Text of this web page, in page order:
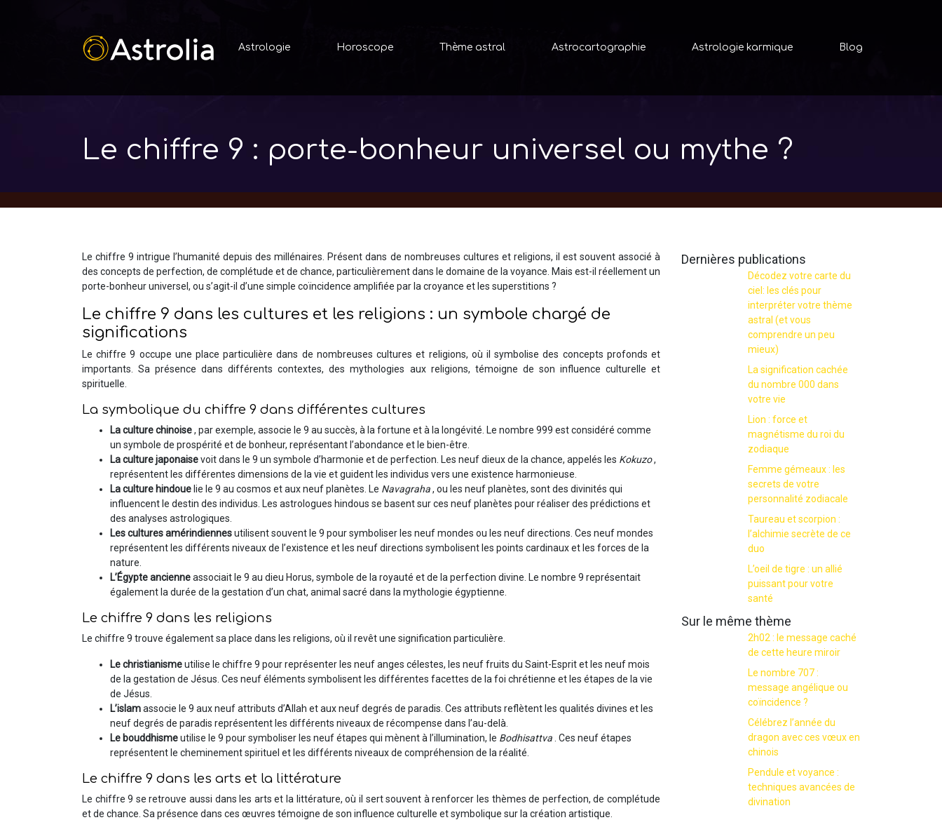
Astrologie Horoscope Thème astral Astrocartographie Astrologie karmique Blog
Le chiffre 9 : porte-bonheur universel ou mythe ?
Le chiffre 9 intrigue l’humanité depuis des millénaires. Présent dans de nombreuses cultures et religions, il est souvent associé à
des concepts de perfection, de complétude et de chance, particulièrement dans le domaine de la voyance. Mais est-il réellement un
porte-bonheur universel, ou s’agit-il d’une simple coïncidence amplifiée par la croyance et les superstitions ?
Le chiffre 9 dans les cultures et les religions : un symbole chargé de
significations
Le chiffre 9 occupe une place particulière dans de nombreuses cultures et religions, où il symbolise des concepts profonds et
importants. Sa présence dans différents contextes, des mythologies aux religions, témoigne de son influence culturelle et
spirituelle.
La symbolique du chiffre 9 dans différentes cultures
La culture chinoise, par exemple, associe le 9 au succès, à la fortune et à la longévité. Le nombre 999 est considéré comme
un symbole de prospérité et de bonheur, représentant l’abondance et le bien-être.
La culture japonaisevoit dans le 9 un symbole d’harmonie et de perfection. Les neuf dieux de la chance, appelés les Kokuzo,
représentent les différentes dimensions de la vie et guident les individus vers une existence harmonieuse.
La culture hindoue lie le 9 au cosmos et aux neuf planètes. Le Navagraha, ou les neuf planètes, sont des divinités qui
influencent le destin des individus. Les astrologues hindous se basent sur ces neuf planètes pour réaliser des prédictions et
des analyses astrologiques.
Les cultures amérindiennesutilisent souvent le 9 pour symboliser les neuf mondes ou les neuf directions. Ces neuf mondes
représentent les différents niveaux de l’existence et les neuf directions symbolisent les points cardinaux et les forces de la
nature.
L’Égypte ancienneassociait le 9 au dieu Horus, symbole de la royauté et de la perfection divine. Le nombre 9 représentait
également la durée de la gestation d’un chat, animal sacré dans la mythologie égyptienne.
Le chiffre 9 dans les religions
Le chiffre 9 trouve également sa place dans les religions, où il revêt une signification particulière.
Le christianismeutilise le chiffre 9 pour représenter les neuf anges célestes, les neuf fruits du Saint-Esprit et les neuf mois
de la gestation de Jésus. Ces neuf éléments symbolisent les différentes facettes de la foi chrétienne et les étapes de la vie
de Jésus.
L’islamassocie le 9 aux neuf attributs d’Allah et aux neuf degrés de paradis. Ces attributs reflètent les qualités divines et les
neuf degrés de paradis représentent les différents niveaux de récompense dans l’au-delà.
Le bouddhismeutilise le 9 pour symboliser les neuf étapes qui mènent à l’illumination, le Bodhisattva . Ces neuf étapes
représentent le cheminement spirituel et les différents niveaux de compréhension de la réalité.
Le chiffre 9 dans les arts et la littérature
Le chiffre 9 se retrouve aussi dans les arts et la littérature, où il sert souvent à renforcer les thèmes de perfection, de complétude
et de chance. Sa présence dans ces œuvres témoigne de son influence culturelle et symbolique sur la création artistique.
Dernières publications
Décodez votre carte du
ciel: les clés pour
interpréter votre thème
astral (et vous
comprendre un peu
mieux)
La signification cachée
du nombre 000 dans
votre vie
Lion : force et
magnétisme du roi du
zodiaque
Femme gémeaux : les
secrets de votre
personnalité zodiacale
Taureau et scorpion :
l’alchimie secrète de ce
duo
L’oeil de tigre : un allié
puissant pour votre
santé
Sur le même thème
2h02 : le message caché
de cette heure miroir
Le nombre 707 :
message angélique ou
coïncidence ?
Célébrez l’année du
dragon avec ces vœux en
chinois
Pendule et voyance :
techniques avancées de
divination